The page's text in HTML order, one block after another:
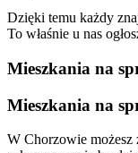
Dzięki temu każdy
To właśnie u nas
Mieszkania na
Mieszkania na
W Chorzowie możesz